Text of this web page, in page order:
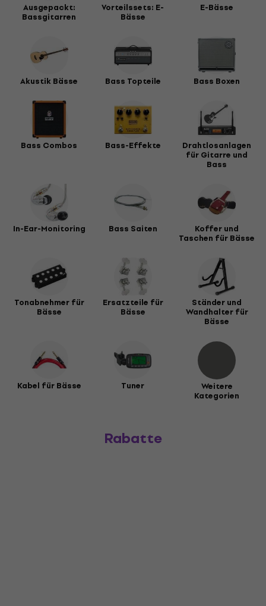
Ausgepackt:
Bassgitarren
Vorteilssets: E-
Bässe
E-Bässe
Akustik Bässe Bass Topteile Bass Boxen
Bass Combos Bass-Effekte Drahtlosanlagen
für Gitarre und
Bass
In-Ear-Monitoring Bass Saiten Koffer und
Taschen für Bässe
Tonabnehmer für
Bässe
Ersatzteile für
Bässe
Ständer und
Wandhalter für
Bässe
Kabel für Bässe Tuner Weitere
Kategorien
Rabatte